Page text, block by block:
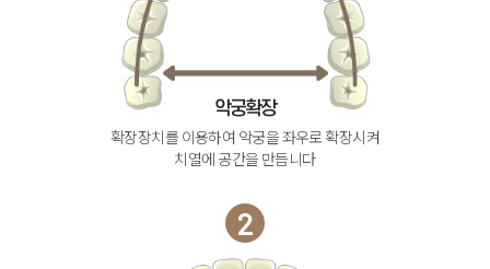
악궁확장
확장장치를 이용하여 악궁을 좌우로 확장시켜
치열에 공간을 만듭니다
2